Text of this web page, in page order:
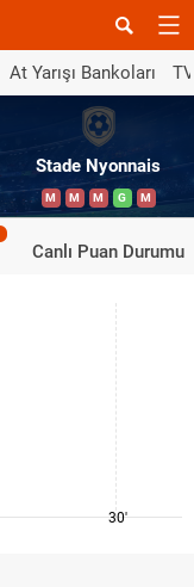
At Yarışı Bankoları
Stade Nyonnais
M M M G M
Canlı Puan Durumu
30'